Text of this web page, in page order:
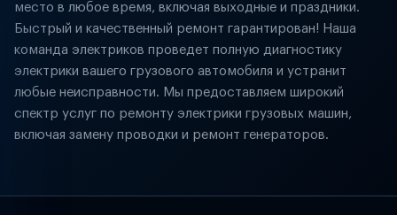
место в любое время, включая выходные и праздники.
Быстрый и качественный ремонт гарантирован! Наша
команда электриков проведет полную диагностику
электрики вашего грузового автомобиля и устранит
любые неисправности. Мы предоставляем широкий
спектр услуг по ремонту электрики грузовых машин,
включая замену проводки и ремонт генераторов.